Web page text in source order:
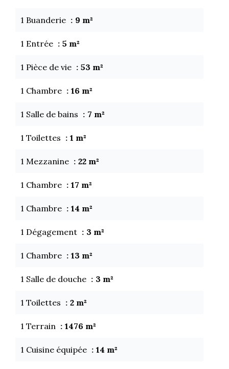
1 Buanderie 9 m²
1 Entrée 5 m²
1 Pièce de vie 53 m²
1 Chambre 16 m²
1 Salle de bains 7 m²
1 Toilettes 1 m²
1 Mezzanine 22 m²
1 Chambre 17 m²
1 Chambre 14 m²
1 Dégagement 3 m²
1 Chambre 13 m²
1 Salle de douche 3 m²
1 Toilettes 2 m²
1 Terrain 1476 m²
1 Cuisine équipée 14 m²